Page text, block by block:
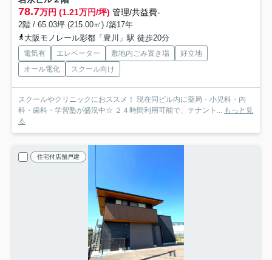
78.7万円 (1.21万円/坪) 管理/共益費-
2階 / 65.03坪 (215.00㎡) /築17年
大阪モノレール彩都「豊川」駅 徒歩20分
電気有 エレベーター 敷地内ごみ置き場
好立地
オール電化
スクール向け
スクールやクリニックにおススメ！ 現在同ビル内に薬局・小児科・内
科・歯科・学習塾が盛況中☆ ２４時間利用可能で、テナント... もっと見
る
住宅付店舗戸建